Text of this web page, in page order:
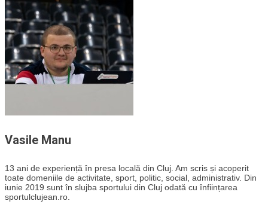
Vasile Manu
13 ani de experiență în presa locală din Cluj. Am scris și acoperit
toate domeniile de activitate, sport, politic, social, administrativ. Din
iunie 2019 sunt în slujba sportului din Cluj odată cu înființarea
sportulclujean.ro.